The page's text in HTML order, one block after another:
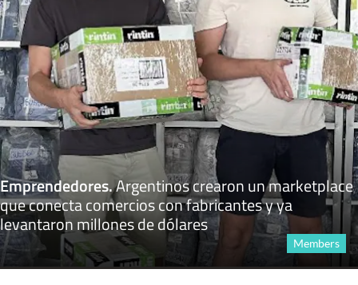
Emprendedores.Argentinos crearon un marketplace
que conecta comercios con fabricantes y ya
levantaron millones de dólares
Members